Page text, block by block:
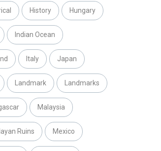
History Hungary
Indian Ocean
Italy Japan
Landmark Landmarks
Malaysia
Ruins Mexico